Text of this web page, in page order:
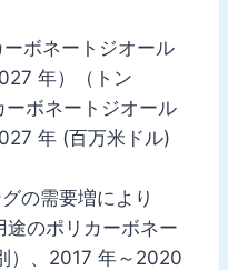
ボネートジオール
年）（トン
ボネートジオール
年 (百万米ドル)
の需要増により
のポリカーボネー
）、2017 年～2020